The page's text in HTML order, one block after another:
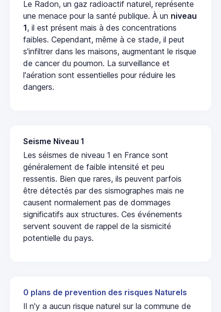
Le Radon, un gaz radioactif naturel, représente
une menace pour la santé publique. À un niveau
1, il est présent mais à des concentrations
faibles. Cependant, même à ce stade, il peut
s'infiltrer dans les maisons, augmentant le risque
de cancer du poumon. La surveillance et
l'aération sont essentielles pour réduire les
dangers.
Seisme Niveau 1
Les séismes de niveau 1 en France sont
généralement de faible intensité et peu
ressentis. Bien que rares, ils peuvent parfois
être détectés par des sismographes mais ne
causent normalement pas de dommages
significatifs aux structures. Ces événements
servent souvent de rappel de la sismicité
potentielle du pays.
0 plans de prevention des risques Naturels
Il n'y a aucun risque naturel sur la commune de